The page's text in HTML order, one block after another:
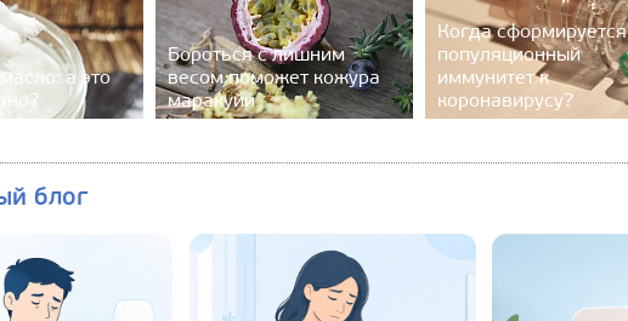
а это
Бороться с лишним
весом поможет кожура
маракуйи
Когда сформируется
популяционный
иммунитет к
коронавирусу?
блог